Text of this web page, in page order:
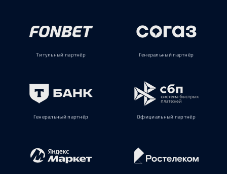
Титульный партнёр Генеральный партнёр
Генеральный партнёр Официальный партнёр